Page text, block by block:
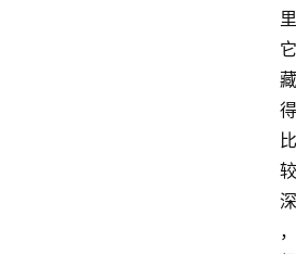
里
它
藏
得
比
较
深
，